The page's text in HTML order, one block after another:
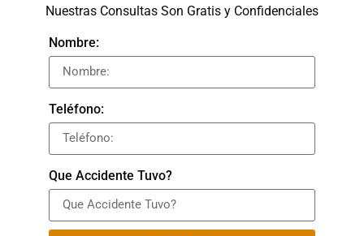
Nuestras Consultas Son Gratis y Confidenciales
Nombre:
Teléfono:
Que Accidente Tuvo?